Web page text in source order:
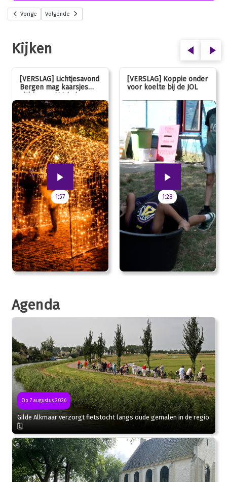
Vorige Volgende
Kijken
[VERSLAG] Lichtjesavond
Bergen mag kaarsjes
uitblazen: 100 jarig
jubileum!
1:57
[VERSLAG] Koppie onder
voor koelte bij de JOL
1:28
Agenda
Op 7 augustus 2026
Gilde Alkmaar verzorgt fietstocht langs oude gemalen in de regio
🗓